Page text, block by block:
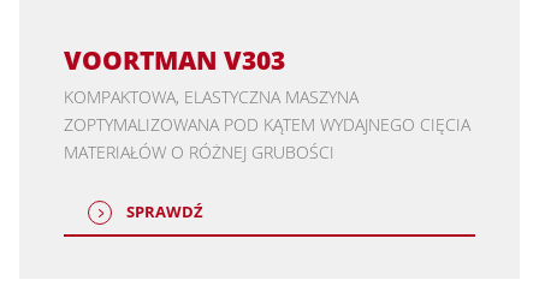
VOORTMAN V303
KOMPAKTOWA, ELASTYCZNA MASZYNA
ZOPTYMALIZOWANA POD KĄTEM WYDAJNEGO CIĘCIA
MATERIAŁÓW O RÓŻNEJ GRUBOŚCI
SPRAWDŹ